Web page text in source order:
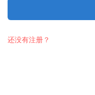
还没有注册？